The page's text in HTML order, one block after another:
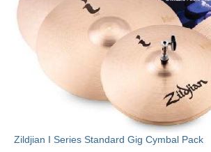
Zildjian I Series Standard Gig Cymbal Pack